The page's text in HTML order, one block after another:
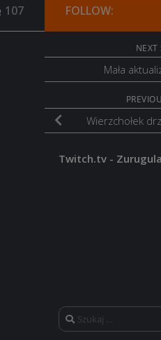
107 FOLLOW:
NEXT
Mała
Wierzchołek
Twitch.tv - Zurugula
Szukaj: